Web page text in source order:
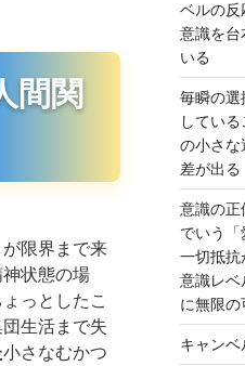
間関
限界まで来
状態の場
っとしたこ
生活まで失
小さなむかつ
ベルの反
意識を台
いる
毎瞬の選
してい
の小さな
差が出る
意識の正
でいう
一切抵抗
意識レベ
に無限の
キャン